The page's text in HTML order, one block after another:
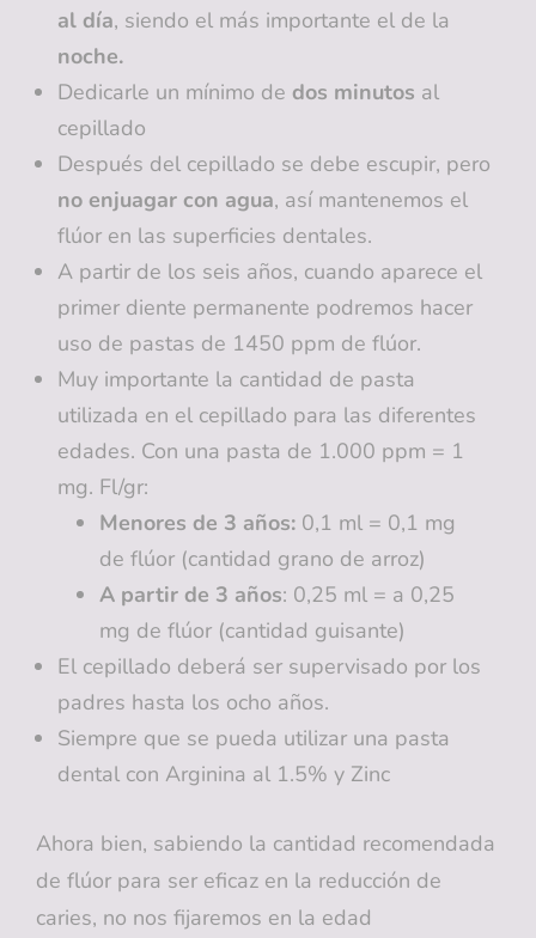
al día, siendo el más importante el de la
noche.
Dedicarle un mínimo de dos minutos al
cepillado
Después del cepillado se debe escupir, pero
no enjuagar con agua, así mantenemos el
flúor en las superficies dentales.
A partir de los seis años, cuando aparece el
primer diente permanente podremos hacer
uso de pastas de 1450 ppm de flúor.
Muy importante la cantidad de pasta
utilizada en el cepillado para las diferentes
edades. Con una pasta de 1.000 ppm = 1
mg. Fl/gr:
Menores de 3 años: 0,1 ml = 0,1 mg
de flúor (cantidad grano de arroz)
A partir de 3 años: 0,25 ml = a 0,25
mg de flúor (cantidad guisante)
El cepillado deberá ser supervisado por los
padres hasta los ocho años.
Siempre que se pueda utilizar una pasta
dental con Arginina al 1.5% y Zinc
Ahora bien, sabiendo la cantidad recomendada
de flúor para ser eficaz en la reducción de
caries, no nos fijaremos en la edad